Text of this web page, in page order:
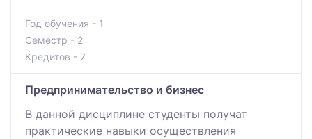
Год обучения - 1
Семестр - 2
Кредитов - 7
Предпринимательство и бизнес
В данной дисциплине студенты получат
практические навыки осуществления